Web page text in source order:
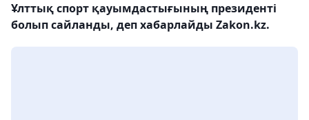
Ұлттық спорт қауымдастығының президенті
болып сайланды, деп хабарлайды Zakon.kz.